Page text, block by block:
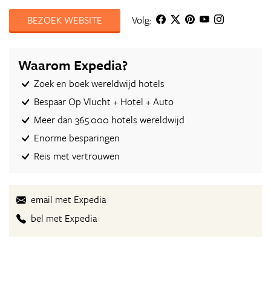
BEZOEK WEBSITE
Volg:
Waarom Expedia?
Zoek en boek wereldwijd hotels
Bespaar Op Vlucht + Hotel + Auto‎
Meer dan 365.000 hotels wereldwijd
Enorme besparingen
Reis met vertrouwen
email met Expedia
bel met Expedia